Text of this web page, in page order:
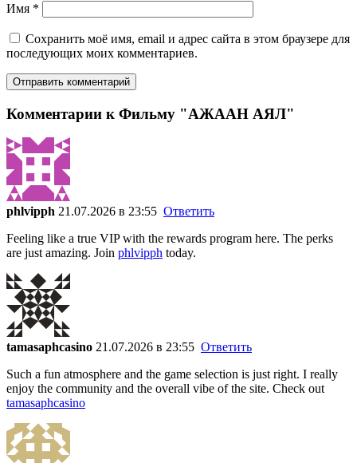
Имя *
Сохранить моё имя, email и адрес сайта в этом браузере для
последующих моих комментариев.
Комментарии к Фильму "АЖААН АЯЛ"
phlvipph 21.07.2026 в 23:55 Ответить
Feeling like a true VIP with the rewards program here. The perks
are just amazing. Join phlvipph today.
tamasaphcasino 21.07.2026 в 23:55 Ответить
Such a fun atmosphere and the game selection is just right. I really
enjoy the community and the overall vibe of the site. Check out
tamasaphcasino